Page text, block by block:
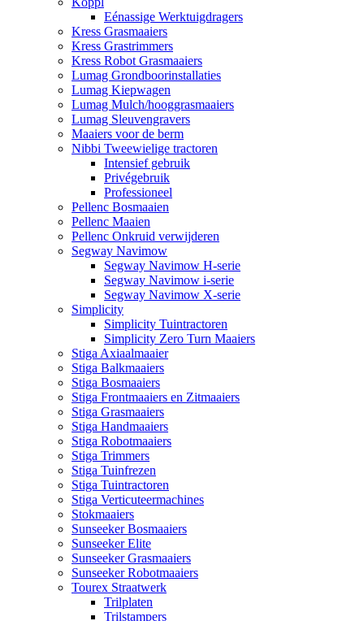
Eénassige Werktuigdragers
Kress Grasmaaiers
Kress Grastrimmers
Kress Robot Grasmaaiers
Lumag Grondboorinstallaties
Lumag Kiepwagen
Lumag Mulch/hooggrasmaaiers
Lumag Sleuvengravers
Maaiers voor de berm
Nibbi Tweewielige tractoren
Intensief gebruik
Privégebruik
Professioneel
Pellenc Bosmaaien
Pellenc Maaien
Pellenc Onkruid verwijderen
Segway Navimow
Segway Navimow H-serie
Segway Navimow i-serie
Segway Navimow X-serie
Simplicity
Simplicity Tuintractoren
Simplicity Zero Turn Maaiers
Stiga Axiaalmaaier
Stiga Balkmaaiers
Stiga Bosmaaiers
Stiga Frontmaaiers en Zitmaaiers
Stiga Grasmaaiers
Stiga Handmaaiers
Stiga Robotmaaiers
Stiga Trimmers
Stiga Tuinfrezen
Stiga Tuintractoren
Stiga Verticuteermachines
Stokmaaiers
Sunseeker Bosmaaiers
Sunseeker Elite
Sunseeker Grasmaaiers
Sunseeker Robotmaaiers
Tourex Straatwerk
Trilplaten
Trilstampers